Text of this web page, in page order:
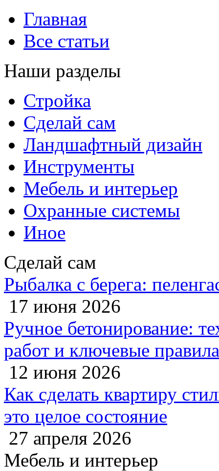
Главная
Все статьи
Наши разделы
Стройка
Сделай сам
Ландшафтный дизайн
Инструменты
Мебель и интерьер
Охранные системы
Иное
Сделай сам
Рыбалка с берега:
17 июня 2026
Ручное бетонирование:
работ и ключевые правила
12 июня 2026
Как сделать квартиру
это целое состояние
27 апреля 2026
Мебель и интерьер